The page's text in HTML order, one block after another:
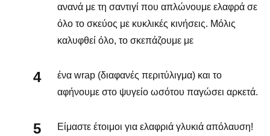
ανανά με τη σαντιγί που απλώνουμε ελαφρά σε
όλο το σκεύος με κυκλικές κινήσεις. Μόλις
καλυφθεί όλο, το σκεπάζουμε με
ένα wrap (διαφανές περιτύλιγμα) και το
αφήνουμε στο ψυγείο ωσότου παγώσει αρκετά.
Είμαστε έτοιμοι για ελαφριά γλυκιά απόλαυση!